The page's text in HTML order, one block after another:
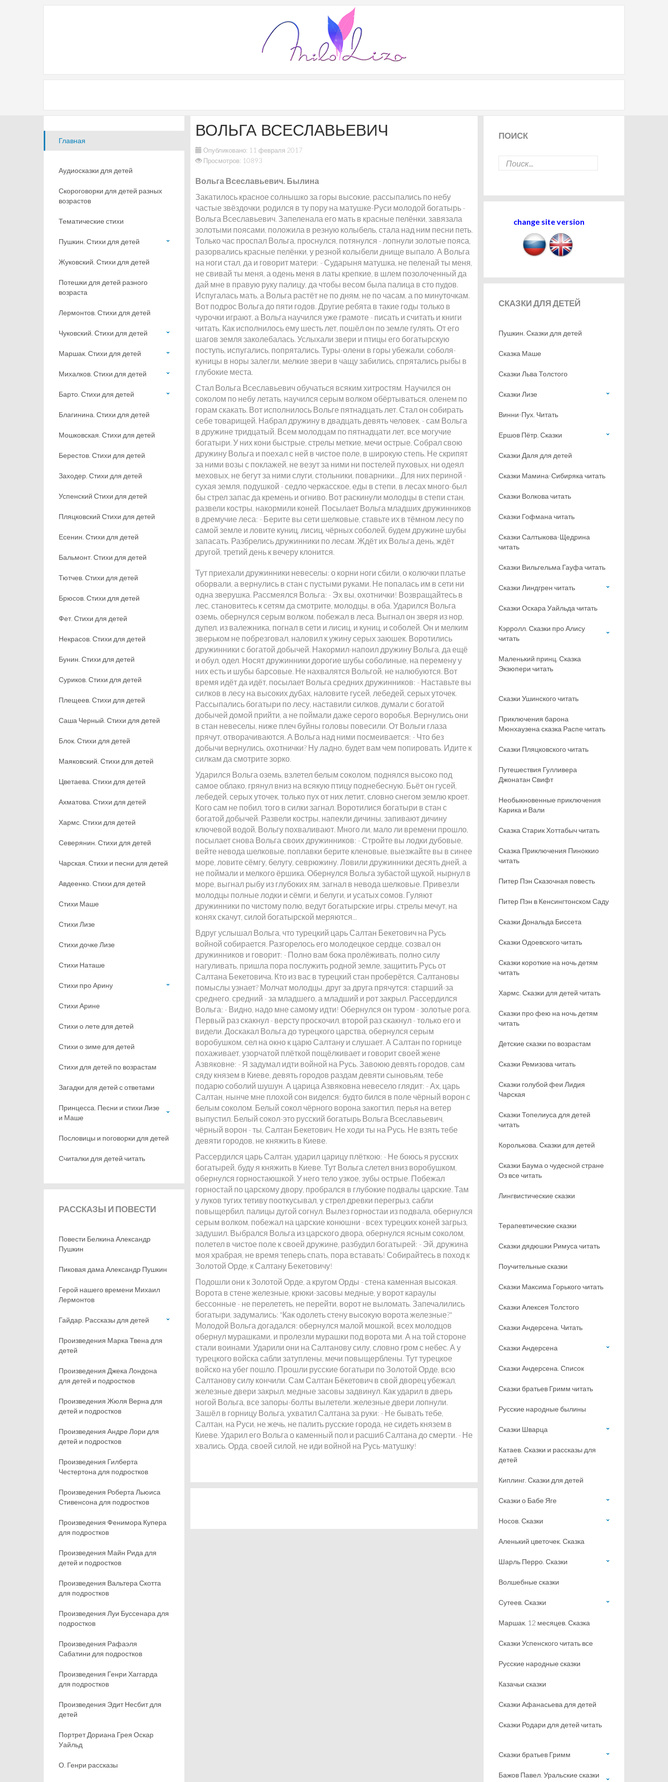
ВОЛЬГА ВСЕСЛАВЬЕВИЧ
Опубликовано: 11 февраля 2017
Просмотров: 10893
Вольга Всеславьевич. Былина
Закатилось красное солнышко за горы высокие, рассыпались по небу
частые звёздочки, родился в ту пору на матушке-Руси молодой богатырь -
Вольга Всеславьевич. Запеленала его мать в красные пелёнки, завязала
золотыми поясами, положила в резную колыбель, стала над ним песни петь.
Только час проспал Вольга, проснулся, потянулся - лопнули золотые пояса,
разорвались красные пелёнки, у резной колыбели днище выпало. А Вольга
на ноги стал, да и говорит матери: - Сударыня матушка, не пеленай ты меня,
не свивай ты меня, а одень меня в латы крепкие, в шлем позолоченный да
дай мне в правую руку палицу, да чтобы весом была палица в сто пудов.
Испугалась мать, а Вольга растёт не по дням, не по часам, а по минуточкам.
Вот подрос Вольга до пяти годов. Другие ребята в такие годы только в
чурочки играют, а Вольга научился уже грамоте - писать и считать и книги
читать. Как исполнилось ему шесть лет, пошёл он по земле гулять. От его
шагов земля заколебалась. Услыхали звери и птицы его богатырскую
поступь, испугались, попрятались. Туры-олени в горы убежали, соболя-
куницы в норы залегли, мелкие звери в чащу забились, спрятались рыбы в
глубокие места.
Стал Вольга Всеславьевич обучаться всяким хитростям. Научился он
соколом по небу летать, научился серым волком обёртываться, оленем по
горам скакать. Вот исполнилось Вольге пятнадцать лет. Стал он собирать
себе товарищей. Набрал дружину в двадцать девять человек, - сам Вольга
в дружине тридцатый. Всем молодцам по пятнадцати лет, все могучие
богатыри. У них кони быстрые, стрелы меткие, мечи острые. Собрал свою
дружину Вольга и поехал с ней в чистое поле, в широкую степь. Не скрипят
за ними возы с поклажей, не везут за ними ни постелей пуховых, ни одеял
меховых, не бегут за ними слуги, стольники, поварники... Для них периной -
сухая земля, подушкой - седло черкасское, еды в степи, в лесах много-был
бы стрел запас да кремень и огниво. Вот раскинули молодцы в степи стан,
развели костры, накормили коней. Посылает Вольга младших дружинников
в дремучие леса: - Берите вы сети шелковые, ставьте их в тёмном лесу по
самой земле и ловите куниц, лисиц, чёрных соболей, будем дружине шубы
запасать. Разбрелись дружинники по лесам. Ждёт их Вольга день, ждёт
другой, третий день к вечеру клонится.
Тут приехали дружинники невеселы: о корни ноги сбили, о колючки платье
оборвали, а вернулись в стан с пустыми руками. Не попалась им в сети ни
одна зверушка. Рассмеялся Вольга: - Эх вы, охотнички! Возвращайтесь в
лес, становитесь к сетям да смотрите, молодцы, в оба. Ударился Вольга
оземь, обернулся серым волком, побежал в леса. Выгнал он зверя из нор,
дупел, из валежника, погнал в сети и лисиц, и куниц, и соболей. Он и мелким
зверьком не побрезговал, наловил к ужину серых заюшек. Воротились
дружинники с богатой добычей. Накормил-напоил дружину Вольга, да ещё
и обул, одел. Носят дружинники дорогие шубы соболиные, на перемену у
них есть и шубы барсовые. Не нахвалятся Вольгой, не налюбуются. Вот
время идёт да идёт, посылает Вольга средних дружинников: - Наставьте вы
силков в лесу на высоких дубах, наловите гусей, лебедей, серых уточек.
Рассыпались богатыри по лесу, наставили силков, думали с богатой
добычей домой прийти, а не поймали даже серого воробья. Вернулись они
в стан невеселы, ниже плеч буйны головы повесили. От Вольги глаза
прячут, отворачиваются. А Вольга над ними посмеивается: - Что без
добычи вернулись, охотнички? Ну ладно, будет вам чем попировать. Идите к
силкам да смотрите зорко.
Ударился Вольга оземь, взлетел белым соколом, поднялся высоко под
самое облако, грянул вниз на всякую птицу поднебесную. Бьёт он гусей,
лебедей, серых уточек, только пух от них летит, словно снегом землю кроет.
Кого сам не побил, того в силки загнал. Воротилися богатыри в стан с
богатой добычей. Развели костры, напекли дичины, запивают дичину
ключевой водой, Вольгу похваливают. Много ли, мало ли времени прошло,
посылает снова Вольга своих дружинников: - Стройте вы лодки дубовые,
вейте невода шелковые, поплавки берите кленовые, выезжайте вы в синее
море, ловите сёмгу, белугу, севрюжину. Ловили дружинники десять дней, а
не поймали и мелкого ёршика. Обернулся Вольга зубастой щукой, нырнул в
море, выгнал рыбу из глубоких ям, загнал в невода шелковые. Привезли
молодцы полные лодки и сёмги, и белуги, и усатых сомов. Гуляют
дружинники по чистому полю, ведут богатырские игры. стрелы мечут, на
конях скачут, силой богатырской меряются...
Вдруг услышал Вольга, что турецкий царь Салтан Бекетович на Русь
войной собирается. Разгорелось его молодецкое сердце, созвал он
дружинников и говорит: - Полно вам бока пролёживать, полно силу
нагуливать, пришла пора послужить родной земле, защитить Русь от
Салтана Бекетовича. Кто из вас в турецкий стан проберётся, Салтановы
помыслы узнает? Молчат молодцы, друг за друга прячутся: старший-за
среднего. средний - за младшего, а младший и рот закрыл. Рассердился
Вольга: - Видно, надо мне самому идти! Обернулся он туром - золотые рога.
Первый раз скакнул - версту проскочил, второй раз скакнул - только его и
видели. Доскакал Вольга до турецкого царства, обернулся серым
воробушком, сел на окно к царю Салтану и слушает. А Салтан по горнице
похаживает, узорчатой плёткой пощёлкивает и говорит своей жене
Азвяковне: - Я задумал идти войной на Русь. Завоюю девять городов, сам
сяду князем в Киеве, девять городов раздам девяти сыновьям, тебе
подарю соболий шушун. А царица Азвяковна невесело глядит: - Ах, царь
Салтан, нынче мне плохой сон виделся: будто бился в поле чёрный ворон с
белым соколом. Белый сокол чёрного ворона закогтил, перья на ветер
выпустил. Белый сокол-это русский богатырь Вольга Всеславьевич,
чёрный ворон - ты, Салтан Бекетович. Не ходи ты на Русь. Не взять тебе
девяти городов, не княжить в Киеве.
Рассердился царь Салтан, ударил царицу плёткою: - Не боюсь я русских
богатырей, буду я княжить в Киеве. Тут Вольга слетел вниз воробушком,
обернулся горностаюшкой. У него тело узкое, зубы острые. Побежал
горностай по царскому двору, пробрался в глубокие подвалы царские. Там
у луков тугих тетиву пооткусывал, у стрел древки перегрыз, сабли
повыщербил, палицы дугой согнул. Вылез горностаи из подвала, обернулся
серым волком, побежал на царские конюшни - всех турецких коней загрыз,
задушил. Выбрался Вольга из царского двора, обернулся ясным соколом,
полетел в чистое поле к своей дружине, разбудил богатырей: - Эй, дружина
моя храбрая, не время теперь спать, пора вставать! Собирайтесь в поход к
Золотой Орде, к Салтану Бекетовичу!
Подошли они к Золотой Орде, а кругом Орды - стена каменная высокая.
Ворота в стене железные, крюки-засовы медные, у ворот караулы
бессонные - не перелететь, не перейти, ворот не выломать. Запечалились
богатыри, задумались: "Как одолеть стену высокую ворота железные?"
Молодой Вольга догадался: обернулся малой мошкой, всех молодцов
обернул мурашками, и пролезли мурашки под ворота ми. А на той стороне
стали воинами. Ударили они на Салтанову силу, словно гром с небес. А у
турецкого войска сабли затуплены, мечи повыщерблены. Тут турецкое
войско на убег пошло. Прошли русские богатыри по Золотой Орде, всю
Салтанову силу кончили. Сам Салтан Бёкетович в свой дворец убежал,
железные двери закрыл, медные засовы задвинул. Как ударил в дверь
ногой Вольга, все запоры-болты вылетели. железные двери лопнули.
Зашёл в горницу Вольга, ухватил Салтана за руки: - Не бывать тебе,
Салтан, на Руси, не жечь, не палить русские города, не сидеть князем в
Киеве. Ударил его Вольга о каменный пол и расшиб Салтана до смерти. - Не
хвались. Орда, своей силой, не иди войной на Русь-матушку!
Главная
Аудиосказки для детей
Скороговорки для детей разных
возрастов
Тематические стихи
Пушкин. Стихи для детей
Жуковский. Стихи для детей
Потешки для детей разного
возраста
Лермонтов. Стихи для детей
Чуковский. Стихи для детей
Маршак. Стихи для детей
Михалков. Стихи для детей
Барто. Стихи для детей
Благинина. Стихи для детей
Мошковская. Стихи для детей
Берестов. Стихи для детей
Заходер. Стихи для детей
Успенский Стихи для детей
Пляцковский Стихи для детей
Есенин. Стихи для детей
Бальмонт. Стихи для детей
Тютчев. Стихи для детей
Брюсов. Стихи для детей
Фет. Стихи для детей
Некрасов. Стихи для детей
Бунин. Стихи для детей
Суриков. Стихи для детей
Плещеев. Стихи для детей
Саша Черный. Стихи для детей
Блок. Стихи для детей
Маяковский. Стихи для детей
Цветаева. Стихи для детей
Ахматова. Стихи для детей
Хармс. Стихи для детей
Северянин. Стихи для детей
Чарская. Стихи и песни для детей
Авдеенко. Стихи для детей
Стихи Маше
Стихи Лизе
Стихи дочке Лизе
Стихи Наташе
Стихи про Арину
Стихи Арине
Стихи о лете для детей
Стихи о зиме для детей
Стихи для детей по возрастам
Загадки для детей с ответами
Принцесса. Песни и стихи Лизе
и Маше
Пословицы и поговорки для детей
Считалки для детей читать
РАССКАЗЫ И ПОВЕСТИ
Повести Белкина Александр
Пушкин
Пиковая дама Александр Пушкин
Герой нашего времени Михаил
Лермонтов
Гайдар. Рассказы для детей
Произведения Марка Твена для
детей
Произведения Джека Лондона
для детей и подростков
Произведения Жюля Верна для
детей и подростков
Произведения Андре Лори для
детей и подростков
Произведения Гилберта
Честертона для подростков
Произведения Роберта Льюиса
Стивенсона для подростков
Произведения Фенимора Купера
для подростков
Произведения Майн Рида для
детей и подростков
Произведения Вальтера Скотта
для подростков
Произведения Луи Буссенара для
подростков
Произведения Рафаэля
Сабатини для подростков
Произведения Генри Хаггарда
для подростков
Произведения Эдит Несбит для
детей
Портрет Дориана Грея Оскар
Уайльд
О. Генри рассказы
ПОИСК
change site version
СКАЗКИДЛЯ ДЕТЕЙ
Пушкин. Сказки для детей
Сказка Маше
Сказки Льва Толстого
Сказки Лизе
Винни-Пух. Читать
Ершов Пётр. Сказки
Сказки Даля для детей
Сказки Мамина-Сибиряка читать
Сказки Волкова читать
Сказки Гофмана читать
Сказки Салтыкова-Щедрина
читать
Сказки Вильгельма Гауфа читать
Сказки Линдгрен читать
Сказки Оскара Уайльда читать
Кэрролл. Сказки про Алису
читать
Маленький принц. Сказка
Экзюпери читать
Сказки Ушинского читать
Приключения барона
Мюнхаузена сказка Распе читать
Сказки Пляцковского читать
Путешествия Гулливера
Джонатан Свифт
Необыкновенные приключения
Карика и Вали
Сказка Старик Хоттабыч читать
Сказка Приключения Пиноккио
читать
Питер Пэн Сказочная повесть
Питер Пэн в Кенсингтонском Саду
Сказки Дональда Биссета
Сказки Одоевского читать
Сказки короткие на ночь детям
читать
Хармс. Сказки для детей читать
Сказки про фею на ночь детям
читать
Детские сказки по возрастам
Сказки Ремизова читать
Сказки голубой феи Лидия
Чарская
Сказки Топелиуса для детей
читать
Королькова. Сказки для детей
Сказки Баума о чудесной стране
Оз все читать
Лингвистические сказки
Терапевтические сказки
Сказки дядюшки Римуса читать
Поучительные сказки
Сказки Максима Горького читать
Сказки Алексея Толстого
Сказки Андерсена. Читать
Сказки Андерсена
Сказки Андерсена. Список
Сказки братьев Гримм читать
Русские народные былины
Сказки Шварца
Катаев. Сказки и рассказы для
детей
Киплинг. Сказки для детей
Сказки о Бабе Яге
Носов. Сказки
Аленький цветочек. Сказка
Шарль Перро. Сказки
Волшебные сказки
Сутеев. Сказки
Маршак. 12 месяцев. Сказка
Сказки Успенского читать все
Русские народные сказки
Казачьи сказки
Сказки Афанасьева для детей
Сказки Родари для детей читать
Сказки братьев Гримм
Бажов Павел. Уральские сказки